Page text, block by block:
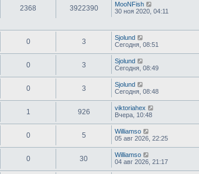
д
м
с
б
щ
е
и
ю
2368 3922390
MooNFish
30 ноя 2020, 04:11
0 3
Sjolund
Сегодня, 08:51
0 3
Sjolund
Сегодня, 08:49
0 3
Sjolund
Сегодня, 08:48
1 926
viktoriahex
Вчера, 10:48
0 5
Williamso
05 авг 2026, 22:25
0 30
Williamso
04 авг 2026, 21:17